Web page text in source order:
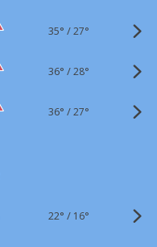
35° /27°
36° /28°
36° /27°
22° / 16°